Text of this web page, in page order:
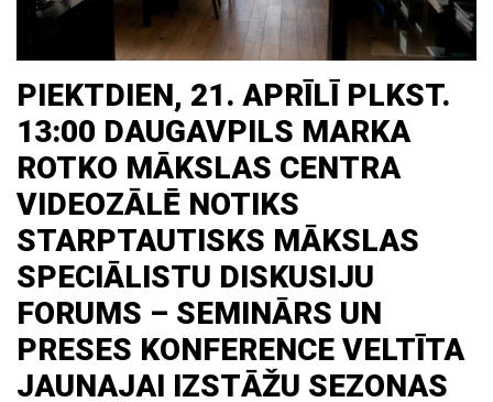
PIEKTDIEN, 21. APRĪLĪ PLKST.
13:00 DAUGAVPILS MARKA
ROTKO MĀKSLAS CENTRA
VIDEOZĀLĒ NOTIKS
STARPTAUTISKS MĀKSLAS
SPECIĀLISTU DISKUSIJU
FORUMS – SEMINĀRS UN
PRESES KONFERENCE VELTĪTA
JAUNAJAI IZSTĀŽU SEZONAS